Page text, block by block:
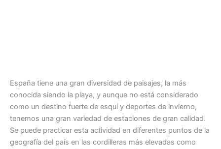
España tiene una gran diversidad de paisajes, la más
conocida siendo la playa, y aunque no está considerado
como un destino fuerte de esquí y deportes de invierno,
tenemos una gran variedad de estaciones de gran calidad.
Se puede practicar esta actividad en diferentes puntos de la
geografía del país en las cordilleras más elevadas como